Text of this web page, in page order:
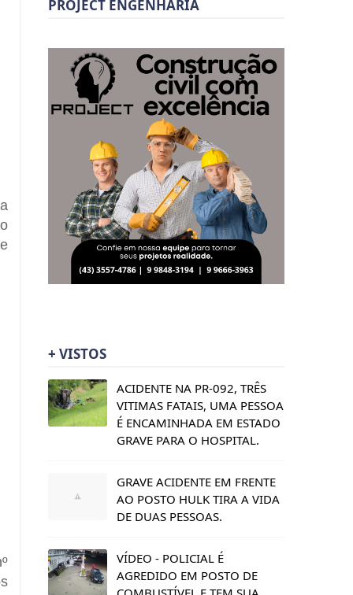
PROJECT ENGENHARIA
+ VISTOS
ACIDENTE NA PR-092, TRÊS
VITIMAS FATAIS, UMA PESSOA
É ENCAMINHADA EM ESTADO
GRAVE PARA O HOSPITAL.
GRAVE ACIDENTE EM FRENTE
AO POSTO HULK TIRA A VIDA
DE DUAS PESSOAS.
VÍDEO - POLICIAL É
AGREDIDO EM POSTO DE